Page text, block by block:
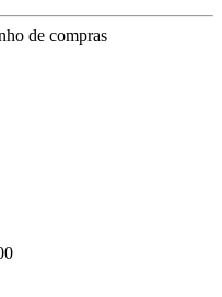
de compras